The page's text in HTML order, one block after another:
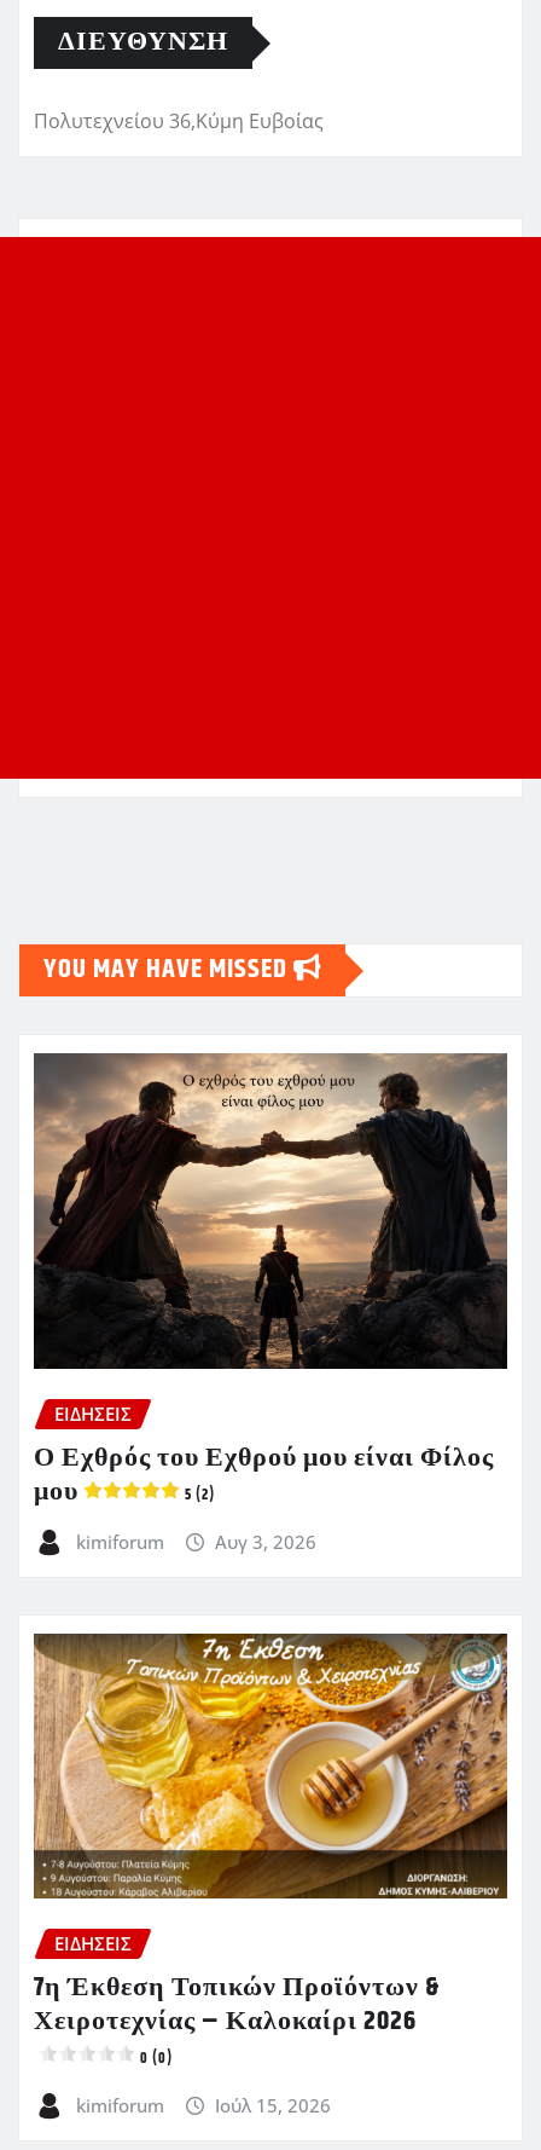
ΔΙΕΎΘΥΝΣΗ
Πολυτεχνείου 36,Κύμη Ευβοίας
YOU MAY HAVE MISSED
ΕΙΔΗΣΕΙΣ
Ο Εχθρός του Εχθρού μου είναι Φίλος
μου
5 (2)
kimiforum Αυγ 3, 2026
ΕΙΔΗΣΕΙΣ
7η Έκθεση Τοπικών Προϊόντων &
Χειροτεχνίας – Καλοκαίρι 2026
0 (0)
kimiforum Ιούλ 15, 2026